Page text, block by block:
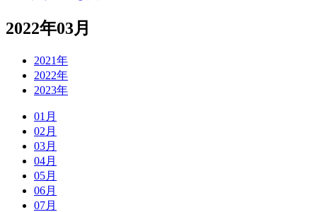
2022年03月
2021年
2022年
2023年
01月
02月
03月
04月
05月
06月
07月